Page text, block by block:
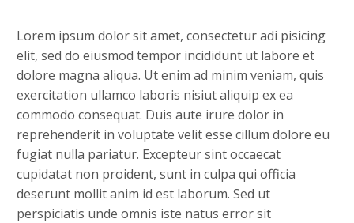
Lorem ipsum dolor sit amet, consectetur adi pisicing
elit, sed do eiusmod tempor incididunt ut labore et
dolore magna aliqua. Ut enim ad minim veniam, quis
exercitation ullamco laboris nisiut aliquip ex ea
commodo consequat. Duis aute irure dolor in
reprehenderit in voluptate velit esse cillum dolore eu
fugiat nulla pariatur. Excepteur sint occaecat
cupidatat non proident, sunt in culpa qui officia
deserunt mollit anim id est laborum. Sed ut
perspiciatis unde omnis iste natus error sit